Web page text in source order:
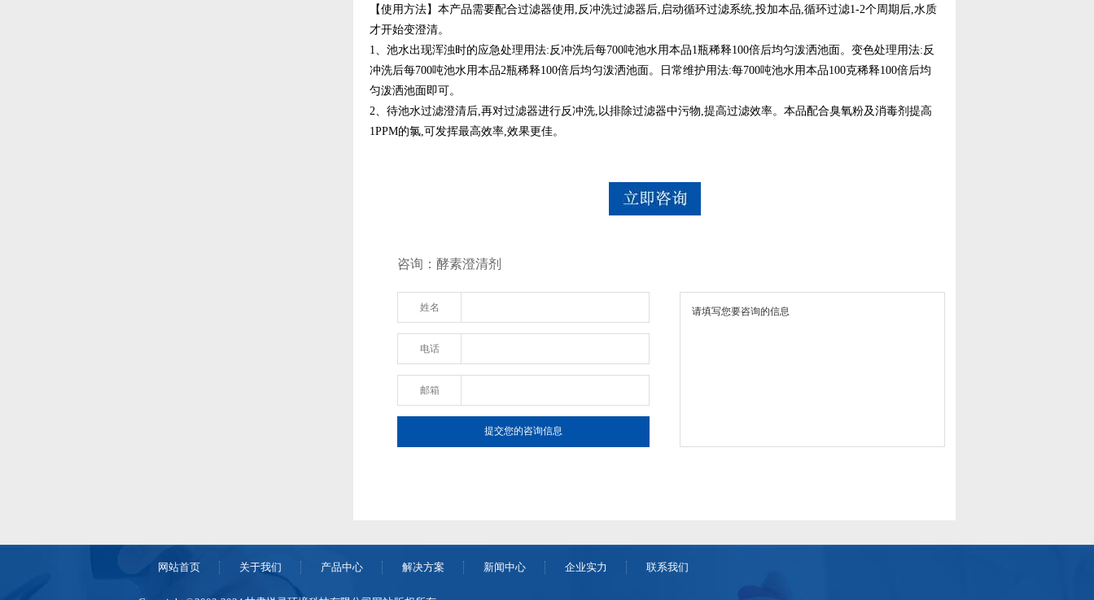
【使用方法】本产品需要配合过滤器使用,反冲洗过滤器后,启动循环过滤系统,投加本品,循环过滤1-2个周期后,水质
才开始变澄清。
1、池水出现浑浊时的应急处理用法:反冲洗后每700吨池水用本品1瓶稀释100倍后均匀泼洒池面。变色处理用法:反
冲洗后每700吨池水用本品2瓶稀释100倍后均匀泼洒池面。日常维护用法:每700吨池水用本品100克稀释100倍后均
匀泼洒池面即可。
2、待池水过滤澄清后,再对过滤器进行反冲洗,以排除过滤器中污物,提高过滤效率。本品配合臭氧粉及消毒剂提高
1PPM的氯,可发挥最高效率,效果更佳。
咨询：酵素澄清剂
姓名
电话
邮箱
网站首页 关于我们 产品中心 解决方案 新闻中心 企业实力 联系我们